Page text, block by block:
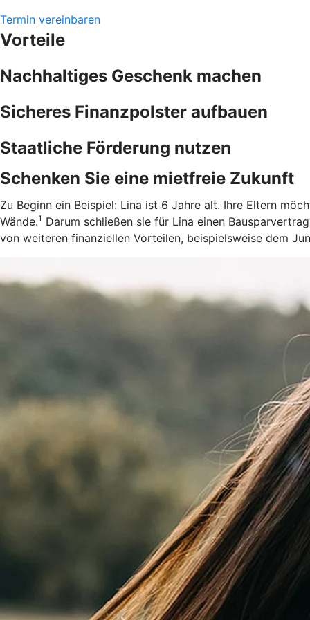
Termin vereinbaren
Vorteile
Nachhaltiges Geschenk machen
Sicheres Finanzpolster aufbauen
Staatliche Förderung nutzen
Schenken Sie eine mietfreie Zukunft
Zu Beginn ein Beispiel: Lina ist 6 Jahre alt. Ihre Eltern
Wände.1 Darum schließen sie für Lina einen
von weiteren finanziellen Vorteilen, beispielsweise dem